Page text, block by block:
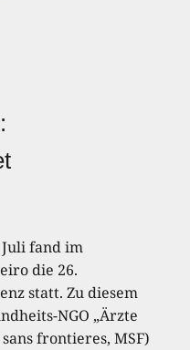
fand im
die 26.
statt. Zu diesem
NGO „Ärzte
frontieres, MSF)